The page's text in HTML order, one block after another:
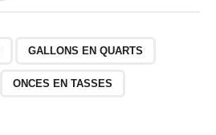
GALLONS EN QUARTS
ONCES EN TASSES